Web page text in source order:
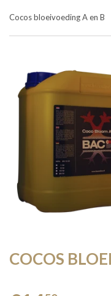
Cocos bloeivoeding A en B
COCOS